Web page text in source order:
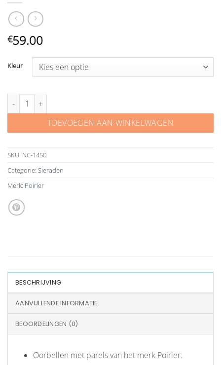
€59.00
Kleur
Poirier oorbellen met parels NC-7650 aantal
TOEVOEGEN AAN WINKELWAGEN
SKU: NC-1450
Categorie: Sieraden
Merk: Poirier
BESCHRIJVING
AANVULLENDE INFORMATIE
BEOORDELINGEN (0)
Oorbellen met parels van het merk Poirier.